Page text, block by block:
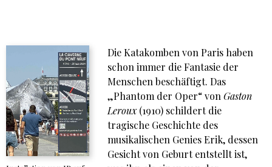
Die Katakomben von Paris haben
schon immer die Fantasie der
Menschen beschäftigt. Das
„Phantom der Oper“ vonGaston
Leroux(1910) schildert die
tragische Geschichte des
musikalischen Genies Erik, dessen
Gesicht von Geburt entstellt ist,